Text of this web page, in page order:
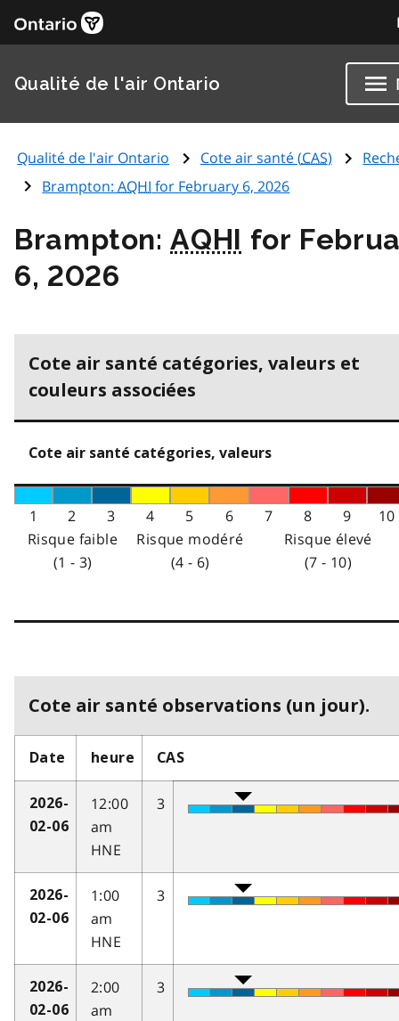
Qualité de l'air Ontario
Qualité de l'air Ontario Cote air santé (CAS)
Brampton:AQHI for February 6, 2026
Brampton:AQHI for
6, 2026
Cote air santé catégories, valeurs et
couleurs associées
Cote air santé catégories, valeurs
1 2 3 4 5 6 7 8 9
10
Risque faible
(1 - 3)
Risque modéré
(4 - 6)
Risque élevé
(7 - 10)
Cote air santé observations (un jour).
Date heure CAS
2026-
02-06
12:00
am
HNE
3
2026-
02-06
1:00
am
HNE
3
2026-
02-06
2:00
am
3